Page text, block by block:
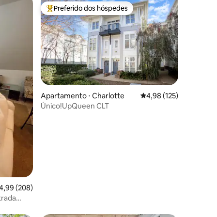
hóspedes
de uma avaliação média de 5, 208 avaliações
(208)
Entre os melhores preferidos dos hóspedes
Preferido dos hóspedes
Apartamento ⋅ Charlotte 4,98 de uma avaliação
4,98 (125)
Único!UpQueen CLT